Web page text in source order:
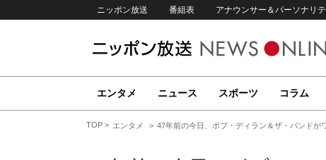
ニッポン放送 番組表 アナウンサー＆パーソナリ
エンタメ ニュース スポーツ コラム
TOP エンタメ 47年前の今日、ボブ・ディラン＆ザ・バンド